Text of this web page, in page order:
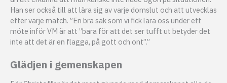
Han ser också till att lära sig av varje domslut och att utvecklas
efter varje match. ”En bra sak som vi fick lära oss under ett
möte inför VM är att ”bara för att det ser tufft ut betyder det
inte att det är en flagga, på gott och ont”.”
Glädjen i gemenskapen